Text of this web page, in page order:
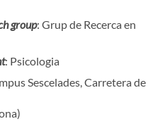
group: Grup de Recerca en
: Psicologia
Sescelades, Carretera de